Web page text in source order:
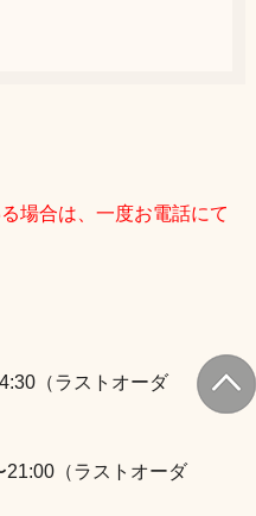
場合は、一度お電話にて
（ラストオーダ
21:00（ラストオーダ